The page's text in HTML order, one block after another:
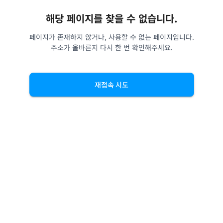
해당 페이지를 찾을 수 없습니다.
페이지가 존재하지 않거나, 사용할 수 없는 페이지입니다.
주소가 올바른지 다시 한 번 확인해주세요.
재접속 시도